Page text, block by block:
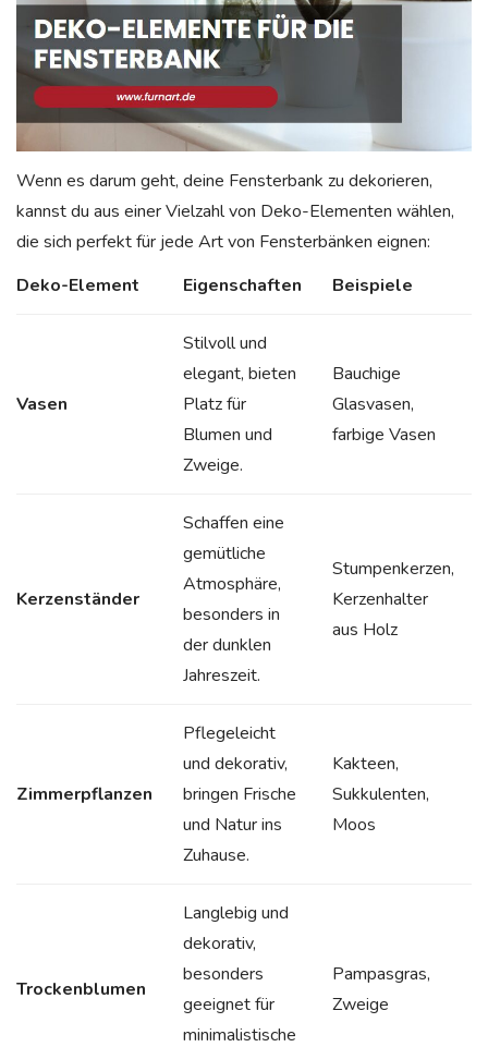
Wenn es darum geht, deine Fensterbank zu dekorieren,
kannst du aus einer Vielzahl von Deko-Elementen wählen,
die sich perfekt für jede Art von Fensterbänken eignen:
Deko-Element
Eigenschaften Beispiele
Vasen
Stilvoll und
elegant, bieten
Platz für
Blumen und
Zweige.
Bauchige
Glasvasen,
farbige Vasen
Kerzenständer
Schaffen eine
gemütliche
Atmosphäre,
besonders in
der dunklen
Jahreszeit.
Stumpenkerzen,
Kerzenhalter
aus Holz
Zimmerpflanzen
Pflegeleicht
und dekorativ,
bringen Frische
und Natur ins
Zuhause.
Kakteen,
Sukkulenten,
Moos
Trockenblumen
Langlebig und
dekorativ,
besonders
geeignet für
minimalistische
Pampasgras,
Zweige